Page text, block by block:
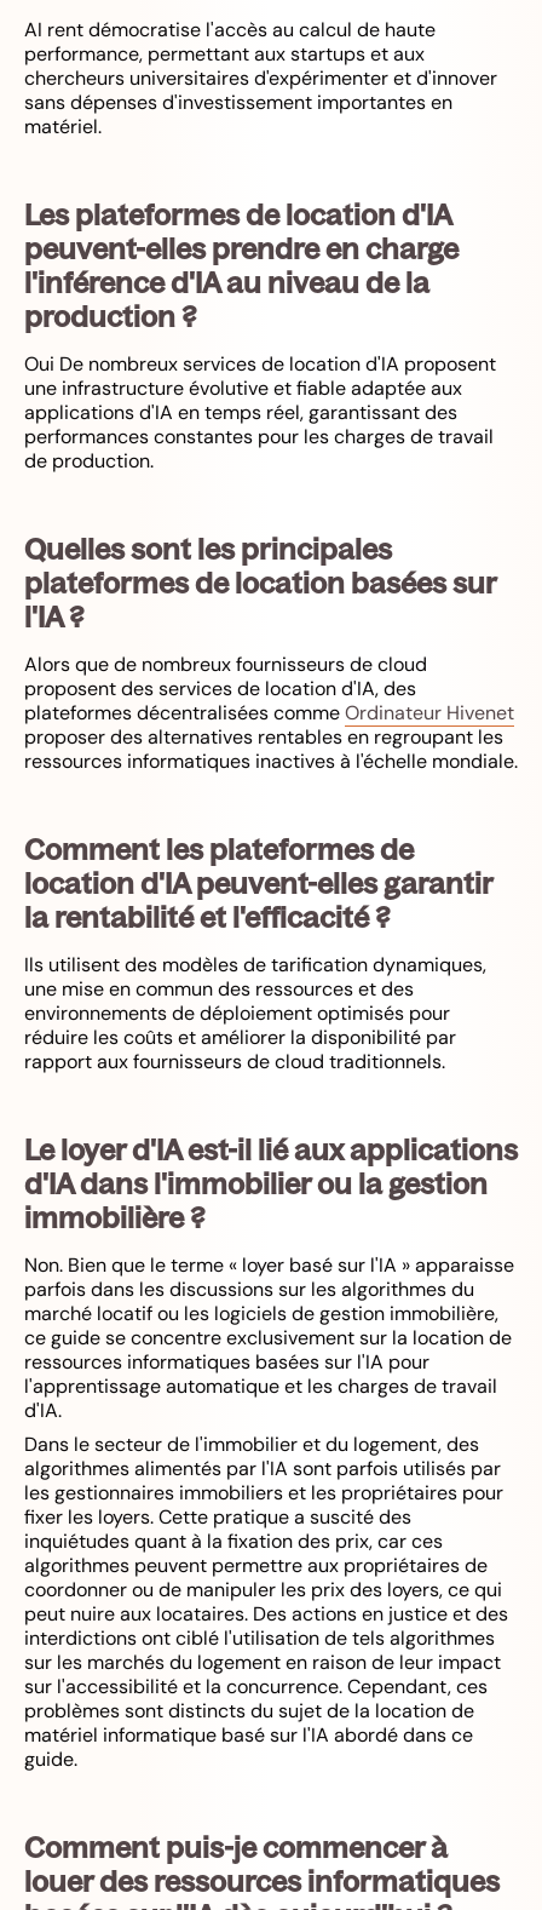
AI rent démocratise l'accès au calcul de haute
performance, permettant aux startups et aux
chercheurs universitaires d'expérimenter et d'innover
sans dépenses d'investissement importantes en
matériel.
Les plateformes de location d'IA
peuvent-elles prendre en charge
l'inférence d'IA au niveau de la
production ?
Oui De nombreux services de location d'IA proposent
une infrastructure évolutive et fiable adaptée aux
applications d'IA en temps réel, garantissant des
performances constantes pour les charges de travail
de production.
Quelles sont les principales
plateformes de location basées sur
l'IA ?
Alors que de nombreux fournisseurs de cloud
proposent des services de location d'IA, des
plateformes décentralisées commeOrdinateur Hivenet
proposer des alternatives rentables en regroupant les
ressources informatiques inactives à l'échelle mondiale.
Comment les plateformes de
location d'IA peuvent-elles garantir
la rentabilité et l'efficacité ?
Ils utilisent des modèles de tarification dynamiques,
une mise en commun des ressources et des
environnements de déploiement optimisés pour
réduire les coûts et améliorer la disponibilité par
rapport aux fournisseurs de cloud traditionnels.
Le loyer d'IA est-il lié aux applications
d'IA dans l'immobilier ou la gestion
immobilière ?
Non. Bien que le terme « loyer basé sur l'IA » apparaisse
parfois dans les discussions sur les algorithmes du
marché locatif ou les logiciels de gestion immobilière,
ce guide se concentre exclusivement sur la location de
ressources informatiques basées sur l'IA pour
l'apprentissage automatique et les charges de travail
d'IA.
Dans le secteur de l'immobilier et du logement, des
algorithmes alimentés par l'IA sont parfois utilisés par
les gestionnaires immobiliers et les propriétaires pour
fixer les loyers. Cette pratique a suscité des
inquiétudes quant à la fixation des prix, car ces
algorithmes peuvent permettre aux propriétaires de
coordonner ou de manipuler les prix des loyers, ce qui
peut nuire aux locataires. Des actions en justice et des
interdictions ont ciblé l'utilisation de tels algorithmes
sur les marchés du logement en raison de leur impact
sur l'accessibilité et la concurrence. Cependant, ces
problèmes sont distincts du sujet de la location de
matériel informatique basé sur l'IA abordé dans ce
guide.
Comment puis-je commencer à
louer des ressources informatiques